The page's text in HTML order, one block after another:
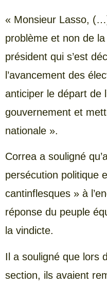
« Monsieur Lasso,
problème et non de
président qui s’est
l’avancement des
anticiper le départ de
gouvernement et
nationale ».
Correa a souligné
persécution politique
cantinflesques » à
réponse du peuple
la vindicte.
Il a souligné que lors
section, ils avaient